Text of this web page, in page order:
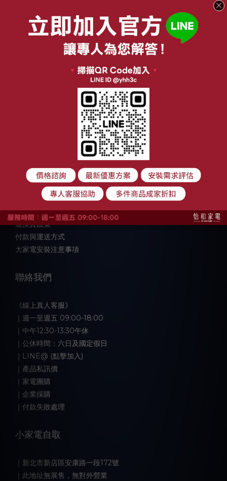
顧客服務
購物須知
退換貨政策
付款與運送方式
大家電安裝注意事項
聯絡我們
《線上真人客服》
｜週一至週五 09:00-18:00
｜中午12:30-13:30午休
｜公休時間：六日及國定假日
｜LINE@ (點擊加入)
｜產品私訊價
｜家電團購
｜企業採購
｜付款失敗處理
小家電自取
｜新北市新店區安康路一段172號
｜此地址無展售，無對外營業